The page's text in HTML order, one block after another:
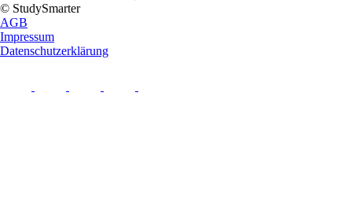
© StudySmarter
AGB
Impressum
Datenschutzerklärung